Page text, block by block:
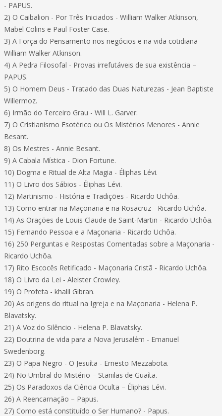
- PAPUS.
2) O Caibalion - Por Três Iniciados - William Walker Atkinson,
Mabel Colins e Paul Foster Case.
3) A Força do Pensamento nos negócios e na vida cotidiana -
William Walker Atkinson.
4) A Pedra Filosofal - Provas irrefutáveis de sua existência –
PAPUS.
5) O Homem Deus - Tratado das Duas Naturezas - Jean Baptiste
Willermoz.
6) Irmão do Terceiro Grau - Will L. Garver.
7) O Cristianismo Esotérico ou Os Mistérios Menores - Annie
Besant.
8) Os Mestres - Annie Besant.
9) A Cabala Mística - Dion Fortune.
10) Dogma e Ritual de Alta Magia - Éliphas Lévi.
11) O Livro dos Sábios - Éliphas Lévi.
12) Martinismo - História e Tradições - Ricardo Uchôa.
13) Como entrar na Maçonaria e na Rosacruz - Ricardo Uchôa.
14) As Orações de Louis Claude de Saint-Martin - Ricardo Uchôa.
15) Fernando Pessoa e a Maçonaria - Ricardo Uchôa.
16) 250 Perguntas e Respostas Comentadas sobre a Maçonaria -
Ricardo Uchôa.
17) Rito Escocês Retificado - Maçonaria Cristã - Ricardo Uchôa.
18) O Livro da Lei - Aleister Crowley.
19) O Profeta - khalil Gibran.
20) As origens do ritual na Igreja e na Maçonaria - Helena P.
Blavatsky.
21) A Voz do Silêncio - Helena P. Blavatsky.
22) Doutrina de vida para a Nova Jerusalém - Emanuel
Swedenborg.
23) O Papa Negro - O Jesuíta - Ernesto Mezzabota.
24) No Umbral do Mistério – Stanilas de Guaíta.
25) Os Paradoxos da Ciência Oculta – Éliphas Lévi.
26) A Reencarnação – Papus.
27) Como está constituído o Ser Humano? - Papus.